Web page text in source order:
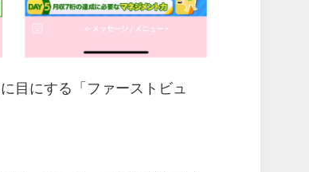
目にする「ファーストビュ